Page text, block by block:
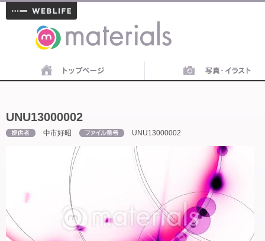
materials
UNU13000002
中市好昭 UNU13000002